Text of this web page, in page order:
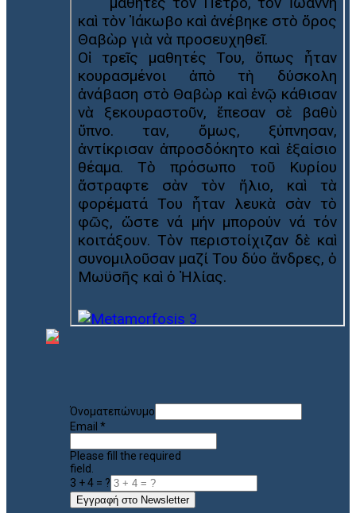
Όνοματεπώνυμο
Email *
Please fill the required
field.
3 + 4 = ?
Εγγραφή στο Newsletter